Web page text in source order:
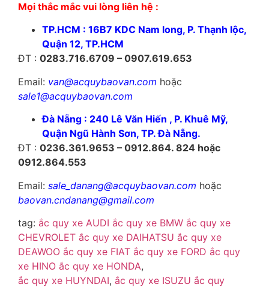
Mọi thắc mắc vui lòng liên hệ :
TP.HCM : 16B7 KDC Nam long, P. Thạnh lộc,
Quận 12, TP.HCM
ĐT : 0283.716.6709 – 0907.619.653
Email: van@acquybaovan.com hoặc
sale1@acquybaovan.com
Đà Nẵng : 240 Lê Văn Hiến , P. Khuê Mỹ,
Quận Ngũ Hành Sơn, TP. Đà Nẵng.
ĐT : 0236.361.9653 – 0912.864. 824 hoặc
0912.864.553
Email: sale_danang@acquybaovan.com hoặc
baovan.cndanang@gmail.com
tag: ắc quy xe AUDI ắc quy xe BMW ắc quy xe
CHEVROLET ắc quy xe DAIHATSU ắc quy xe
DEAWOO ắc quy xe FIAT ắc quy xe FORD ắc quy
xe HINO ắc quy xe HONDA,
ắc quy xe HUYNDAI, ắc quy xe ISUZU ắc quy